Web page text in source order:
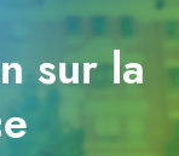
sur la